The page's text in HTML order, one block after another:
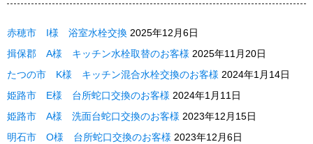
赤穂市 I様 浴室水栓交換 2025年12月6日
揖保郡 A様 キッチン水栓取替のお客様 2025年11月20日
たつの市 K様 キッチン混合水栓交換のお客様 2024年1月14日
姫路市 E様 台所蛇口交換のお客様 2024年1月11日
姫路市 A様 洗面台蛇口交換のお客様 2023年12月15日
明石市 O様 台所蛇口交換のお客様 2023年12月6日